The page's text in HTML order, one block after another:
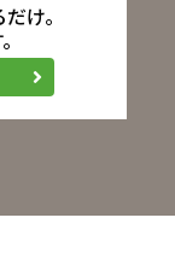
け。